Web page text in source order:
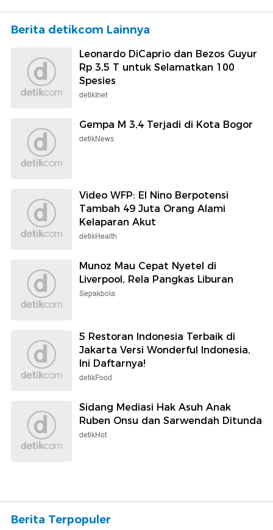
Berita detikcom Lainnya
Leonardo DiCaprio dan Bezos Guyur
Rp 3,5 T untuk Selamatkan 100
Spesies
detikInet
Gempa M 3,4 Terjadi di Kota Bogor
detikNews
Video WFP: El Nino Berpotensi
Tambah 49 Juta Orang Alami
Kelaparan Akut
detikHealth
Munoz Mau Cepat Nyetel di
Liverpool, Rela Pangkas Liburan
Sepakbola
5 Restoran Indonesia Terbaik di
Jakarta Versi Wonderful Indonesia,
Ini Daftarnya!
detikFood
Sidang Mediasi Hak Asuh Anak
Ruben Onsu dan Sarwendah Ditunda
detikHot
Berita Terpopuler